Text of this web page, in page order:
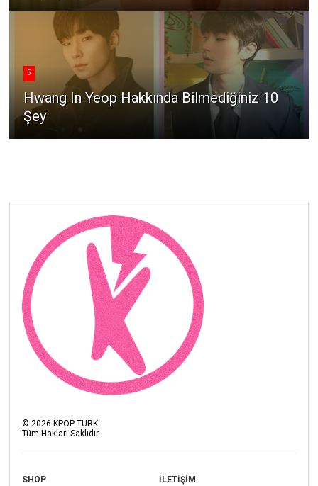
5
Hwang In Yeop Hakkında Bilmediğiniz 10
Şey
©2026 KPOP TÜRK
Tüm Hakları Saklıdır.
SHOP İLETİŞİM